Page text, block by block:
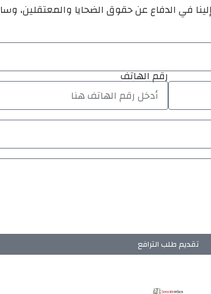
في الدفاع عن حقوق الضحايا والمعتقلين،
رقم الهاتف
تقديم طلب الترافع